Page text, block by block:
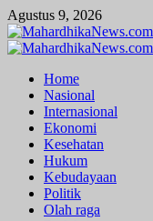
Skip
to
content
Agustus 9, 2026
Primary
Home
Nasional
Internasional
Ekonomi
Kesehatan
Hukum
Kebudayaan
Politik
Olah raga